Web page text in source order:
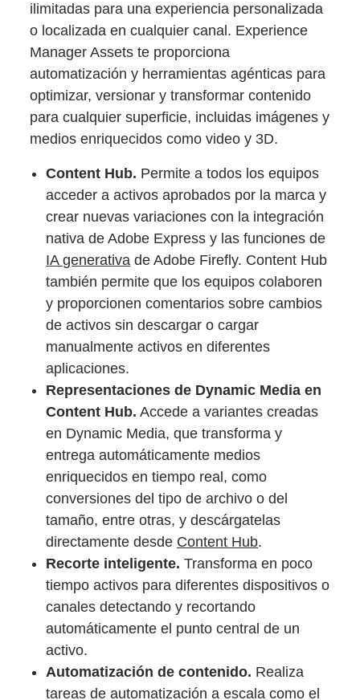
ilimitadas para una experiencia personalizada
o localizada en cualquier canal. Experience
Manager Assets te proporciona
automatización y herramientas agénticas para
optimizar, versionar y transformar contenido
para cualquier superficie, incluidas imágenes y
medios enriquecidos como video y 3D.
Content Hub. Permite a todos los equipos
acceder a activos aprobados por la marca y
crear nuevas variaciones con la integración
nativa de Adobe Express y las funciones de
IA generativa de Adobe Firefly. Content Hub
también permite que los equipos colaboren
y proporcionen comentarios sobre cambios
de activos sin descargar o cargar
manualmente activos en diferentes
aplicaciones.
Representaciones de Dynamic Media en
Content Hub. Accede a variantes creadas
en Dynamic Media, que transforma y
entrega automáticamente medios
enriquecidos en tiempo real, como
conversiones del tipo de archivo o del
tamaño, entre otras, y descárgatelas
directamente desde Content Hub.
Recorte inteligente. Transforma en poco
tiempo activos para diferentes dispositivos o
canales detectando y recortando
automáticamente el punto central de un
activo.
Automatización de contenido. Realiza
tareas de automatización a escala como el